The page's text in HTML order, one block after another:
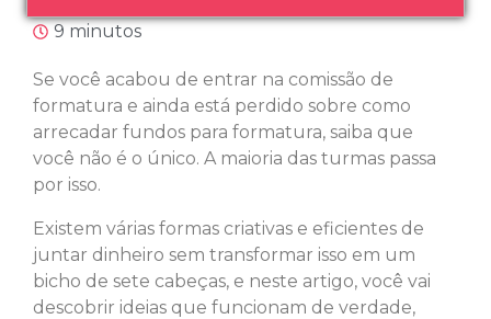
9 minutos
Se você acabou de entrar na comissão de
formatura e ainda está perdido sobre como
arrecadar fundos para formatura, saiba que
você não é o único. A maioria das turmas passa
por isso.
Existem várias formas criativas e eficientes de
juntar dinheiro sem transformar isso em um
bicho de sete cabeças, e neste artigo, você vai
descobrir ideias que funcionam de verdade,